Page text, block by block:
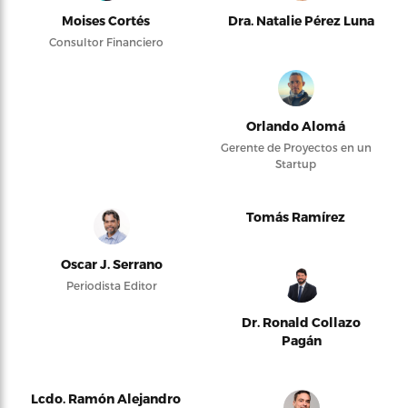
Moises Cortés
Consultor Financiero
Dra. Natalie Pérez Luna
Orlando Alomá
Gerente de Proyectos en un
Startup
Oscar J. Serrano
Periodista Editor
Tomás Ramírez
Dr. Ronald Collazo
Pagán
Lcdo. Ramón Alejandro